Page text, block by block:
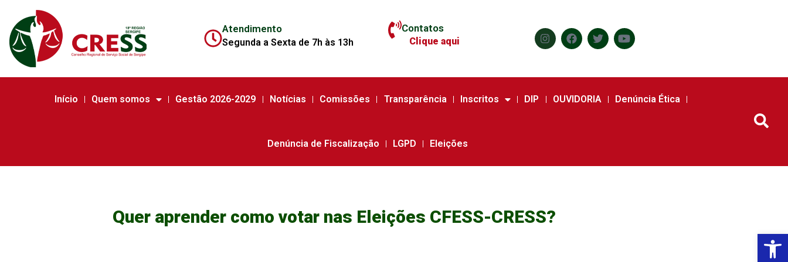
Atendimento
Segunda a Sexta de 7h às 13h
Contatos
Clique aqui
Início Quem somos Gestão 2026-2029 Notícias Comissões Transparência Inscritos DIP OUVIDORIA Denúncia Ética
Denúncia de Fiscalização LGPD Eleições
Quer aprender como votar nas Eleições CFESS-CRESS?